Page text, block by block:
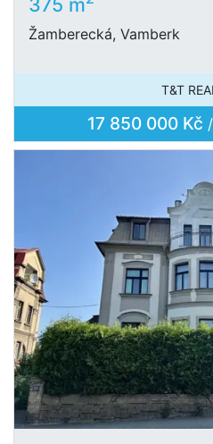
Žamberecká, Vamberk
T&T
17 850 000 Kč